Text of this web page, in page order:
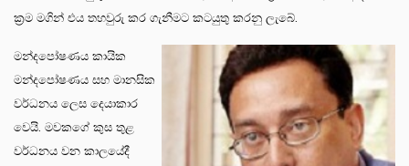
ක්‍රම මගින් එය තහවුරු කර ගැනීමට කටයුතු කරනු ලැබේ.
මන්දපෝෂණය කායික
මන්දපෝෂණය සහ මානසික
වර්ධනය ලෙස දෙයාකාර
වෙයි. මවකගේ කුස තුළ
වර්ධනය වන කාලයේදී